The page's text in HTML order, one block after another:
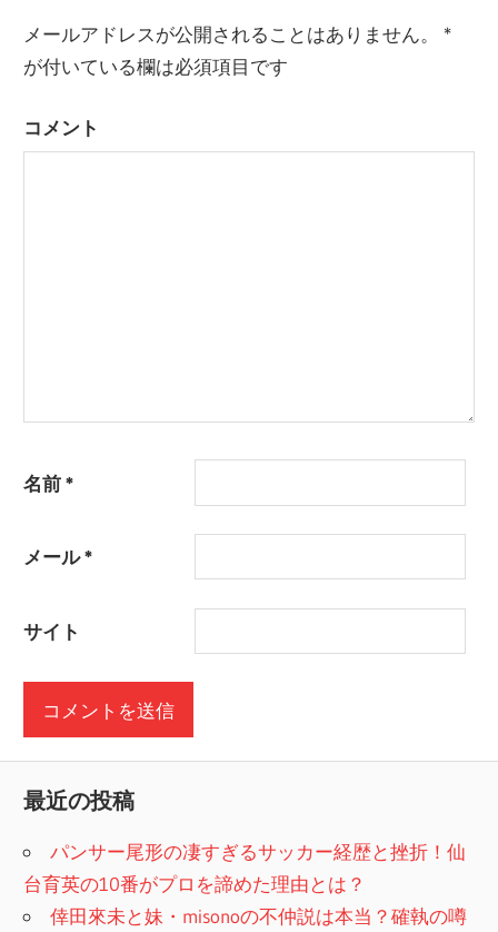
ゲ
ー
ョ
メールアドレスが公開されることはありません。
*
が付いている欄は必須項目です
コメント
名前*
メール*
サイト
最近の投稿
パンサー尾形の凄すぎるサッカー経歴と挫折！仙
台育英の10番がプロを諦めた理由とは？
倖田來未と妹・misonoの不仲説は本当？確執の噂